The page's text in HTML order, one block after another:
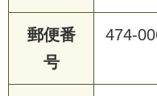
郵便番
号
474-